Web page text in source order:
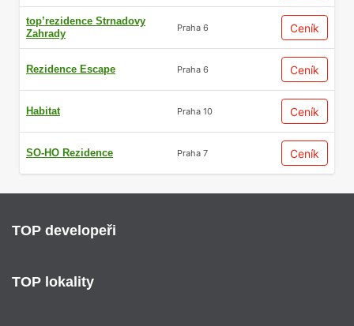
top’rezidence Strnadovy
Zahrady
Praha 6 Ceník
Rezidence Escape Praha 6 Ceník
Habitat Praha 10 Ceník
SO-HO Rezidence Praha 7 Ceník
TOP developeři
TOP lokality